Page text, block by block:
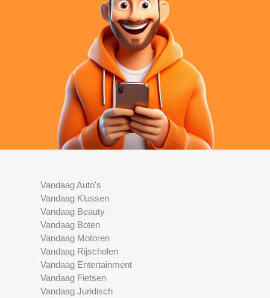
Vandaag Auto's
Vandaag Klussen
Vandaag Beauty
Vandaag Boten
Vandaag Motoren
Vandaag Rijscholen
Vandaag Entertainment
Vandaag Fietsen
Vandaag Juridisch